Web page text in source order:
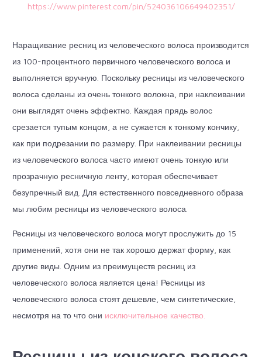
https://www.pinterest.com/pin/524036106649402351/
Наращивание ресниц из человеческого волоса производится
из 100-процентного первичного человеческого волоса и
выполняется вручную. Поскольку ресницы из человеческого
волоса сделаны из очень тонкого волокна, при наклеивании
они выглядят очень эффектно. Каждая прядь волос
срезается тупым концом, а не сужается к тонкому кончику,
как при подрезании по размеру. При наклеивании ресницы
из человеческого волоса часто имеют очень тонкую или
прозрачную ресничную ленту, которая обеспечивает
безупречный вид. Для естественного повседневного образа
мы любим ресницы из человеческого волоса.
Ресницы из человеческого волоса могут прослужить до 15
применений, хотя они не так хорошо держат форму, как
другие виды. Одним из преимуществ ресниц из
человеческого волоса является цена! Ресницы из
человеческого волоса стоят дешевле, чем синтетические,
несмотря на то что они исключительное качество.